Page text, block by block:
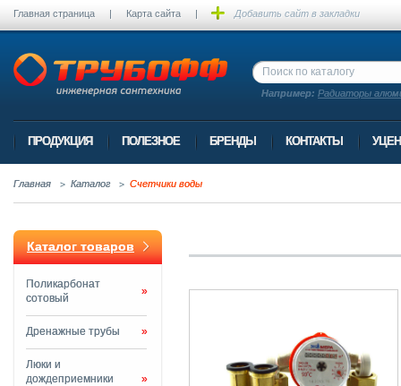
Главная страница | Карта сайта | Добавить сайт в закладки
Например: Радиаторы
ПРОДУКЦИЯ ПОЛЕЗНОЕ БРЕНДЫ КОНТАКТЫ
Главная Каталог Счетчики воды
Каталог товаров
Поликарбонат
сотовый
»
Дренажные трубы »
Люки и
дождеприемники
»